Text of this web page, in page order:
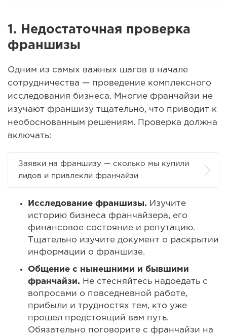
1.
Недостаточная проверка
франшизы
Одним из самых важных шагов в начале
сотрудничества — проведение комплексного
исследования бизнеса. Многие франчайзи не
изучают франшизу тщательно, что приводит к
необоснованным решениям. Проверка должна
включать:
Заявки на франшизу — сколько мы купили
лидов и привлекли франчайзи
Исследование франшизы. Изучите
историю бизнеса франчайзера, его
финансовое состояние и репутацию.
Тщательно изучите документ о раскрытии
информации о франшизе.
Общение с нынешними и бывшими
франчайзи. Не стесняйтесь надоедать с
вопросами о повседневной работе,
прибыли и трудностях тем, кто уже
прошел предстоящий вам путь.
Обязательно поговорите с франчайзи на